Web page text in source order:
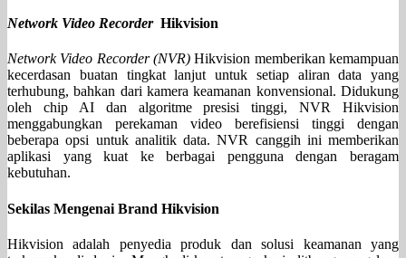
Network Video RecorderHikvision
Network Video Recorder (NVR) Hikvision memberikan kemampuan
kecerdasan buatan tingkat lanjut untuk setiap aliran data yang
terhubung, bahkan dari kamera keamanan konvensional. Didukung
oleh chip AI dan algoritme presisi tinggi, NVR Hikvision
menggabungkan perekaman video berefisiensi tinggi dengan
beberapa opsi untuk analitik data. NVR canggih ini memberikan
aplikasi yang kuat ke berbagai pengguna dengan beragam
kebutuhan.
Sekilas Mengenai Brand Hikvision
Hikvision adalah penyedia produk dan solusi keamanan yang